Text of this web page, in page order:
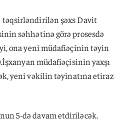
təqsirləndirilən şəxs Davit
səhhətinə görə prosesdə
ona yeni müdafiəçinin təyin
müdafiəçisinin yaxşı
yeni vəkilin təyinatına etiraz
5-də davam etdiriləcək.